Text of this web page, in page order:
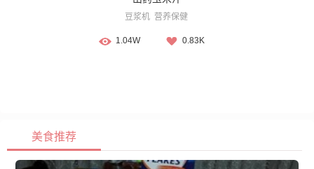
豆浆机 营养保健
1.04W 0.83K
美食推荐